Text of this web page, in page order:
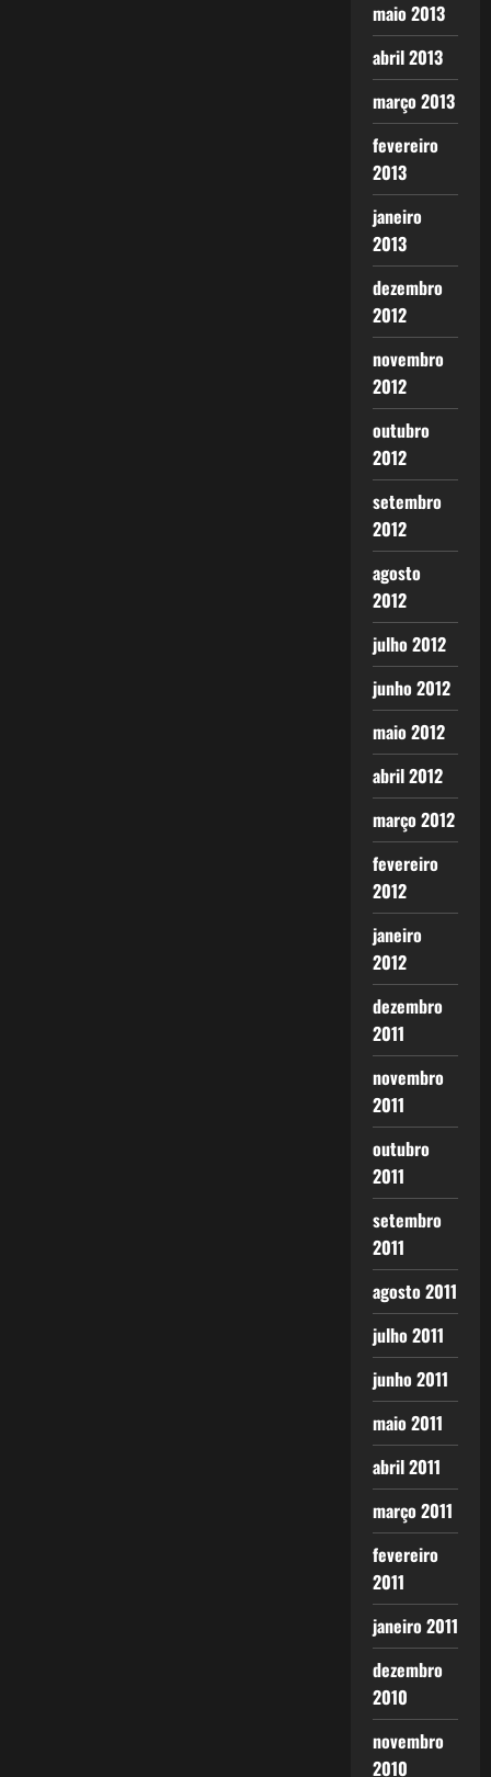
maio 2013
abril 2013
março 2013
fevereiro
2013
janeiro
2013
dezembro
2012
novembro
2012
outubro
2012
setembro
2012
agosto
2012
julho 2012
junho 2012
maio 2012
abril 2012
março 2012
fevereiro
2012
janeiro
2012
dezembro
2011
novembro
2011
outubro
2011
setembro
2011
agosto 2011
julho 2011
junho 2011
maio 2011
abril 2011
março 2011
fevereiro
2011
janeiro 2011
dezembro
2010
novembro
2010